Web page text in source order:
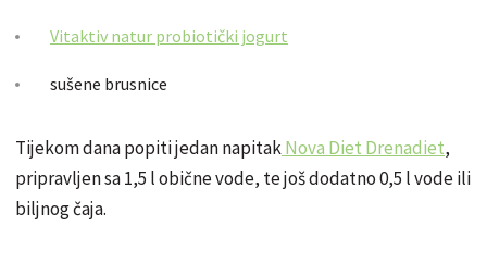
Vitaktiv natur probiotički jogurt
sušene brusnice
Tijekom dana popiti jedan napitakNova Diet Drenadiet,
pripravljen sa 1,5 l obične vode, te još dodatno 0,5 l vode ili
biljnog čaja.